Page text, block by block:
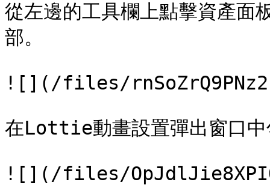
從左邊的工具欄上點擊資產面
部。
![](/files/
在Lottie動畫設置彈出窗口
![](/files/